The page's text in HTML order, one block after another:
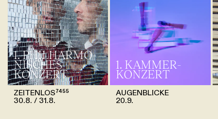
1. PHILHARMO­
NISCHES
KONZERT
ZEITENLOS⁷⁴⁵⁵
30.8.
31.8.
1. KAMMER­
KONZERT
AUGENBLICKE
20.9.